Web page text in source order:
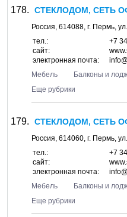
СТЕКЛОДОМ, СЕТЬ
Россия, 614088, г. Пермь, ул.
тел.:
+7
сайт:
электронная почта:
Мебель
Балконы и
Еще рубрики
СТЕКЛОДОМ, СЕТЬ
Россия, 614060, г. Пермь, ул.
тел.:
+7
сайт:
электронная почта:
Мебель
Балконы и
Еще рубрики